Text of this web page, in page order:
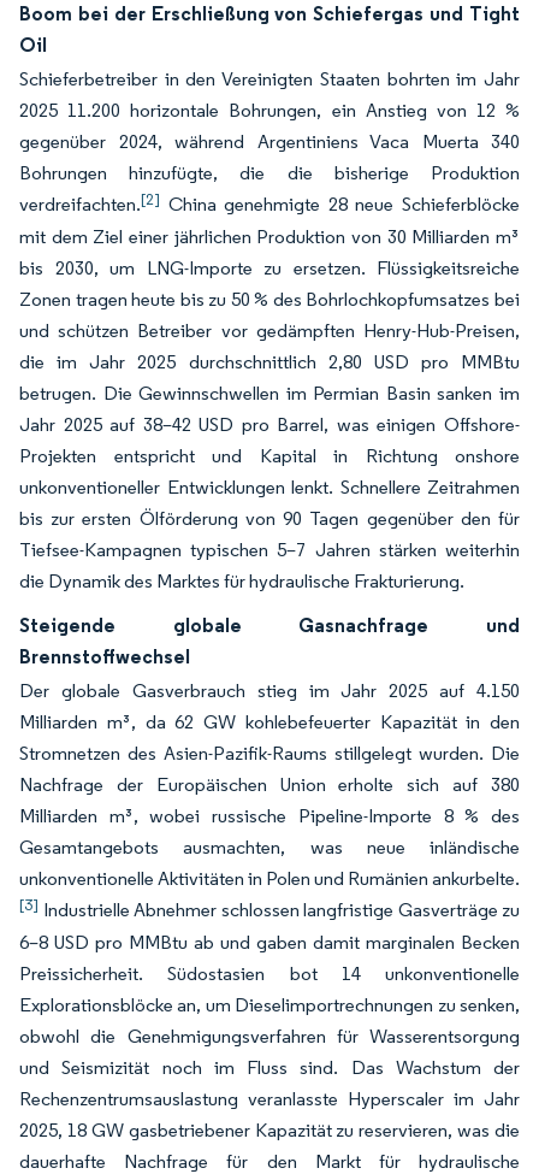
Boom bei der Erschließung von Schiefergas und Tight
Oil
Schieferbetreiber in den Vereinigten Staaten bohrten im Jahr
2025 11.200 horizontale Bohrungen, ein Anstieg von 12 %
gegenüber 2024, während Argentiniens Vaca Muerta 340
Bohrungen hinzufügte, die die bisherige Produktion
verdreifachten.[2] China genehmigte 28 neue Schieferblöcke
mit dem Ziel einer jährlichen Produktion von 30 Milliarden m³
bis 2030, um LNG-Importe zu ersetzen. Flüssigkeitsreiche
Zonen tragen heute bis zu 50 % des Bohrlochkopfumsatzes bei
und schützen Betreiber vor gedämpften Henry-Hub-Preisen,
die im Jahr 2025 durchschnittlich 2,80 USD pro MMBtu
betrugen. Die Gewinnschwellen im Permian Basin sanken im
Jahr 2025 auf 38–42 USD pro Barrel, was einigen Offshore-
Projekten entspricht und Kapital in Richtung onshore
unkonventioneller Entwicklungen lenkt. Schnellere Zeitrahmen
bis zur ersten Ölförderung von 90 Tagen gegenüber den für
Tiefsee-Kampagnen typischen 5–7 Jahren stärken weiterhin
die Dynamik des Marktes für hydraulische Frakturierung.
Steigende globale Gasnachfrage und
Brennstoffwechsel
Der globale Gasverbrauch stieg im Jahr 2025 auf 4.150
Milliarden m³, da 62 GW kohlebefeuerter Kapazität in den
Stromnetzen des Asien-Pazifik-Raums stillgelegt wurden. Die
Nachfrage der Europäischen Union erholte sich auf 380
Milliarden m³, wobei russische Pipeline-Importe 8 % des
Gesamtangebots ausmachten, was neue inländische
unkonventionelle Aktivitäten in Polen und Rumänien ankurbelte.
[3] Industrielle Abnehmer schlossen langfristige Gasverträge zu
6–8 USD pro MMBtu ab und gaben damit marginalen Becken
Preissicherheit. Südostasien bot 14 unkonventionelle
Explorationsblöcke an, um Dieselimportrechnungen zu senken,
obwohl die Genehmigungsverfahren für Wasserentsorgung
und Seismizität noch im Fluss sind. Das Wachstum der
Rechenzentrumsauslastung veranlasste Hyperscaler im Jahr
2025, 18 GW gasbetriebener Kapazität zu reservieren, was die
dauerhafte Nachfrage für den Markt für hydraulische